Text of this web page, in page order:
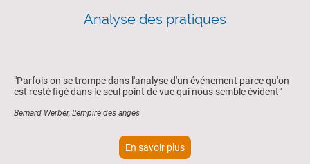
Analyse des pratiques
"Parfois on se trompe dans l'analyse d'un événement parce qu'on
est resté figé dans le seul point de vue qui nous semble évident"
Bernard Werber, L'empire des anges
En savoir plus